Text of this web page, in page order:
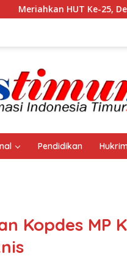
25, Demokrat Sula
Pendidikan Hukrim
Kopdes MP